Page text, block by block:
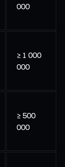
000
≥ 1 000
000
≥ 500
000